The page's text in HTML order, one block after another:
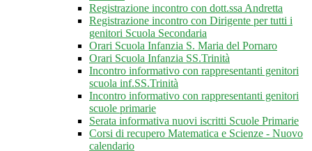
Registrazione incontro con dott.ssa Andretta
Registrazione incontro con Dirigente per tutti i
genitori Scuola Secondaria
Orari Scuola Infanzia S. Maria del Pornaro
Orari Scuola Infanzia SS.Trinità
Incontro informativo con rappresentanti genitori
scuola inf.SS.Trinità
Incontro informativo con rappresentanti genitori
scuole primarie
Serata informativa nuovi iscritti Scuole Primarie
Corsi di recupero Matematica e Scienze - Nuovo
calendario